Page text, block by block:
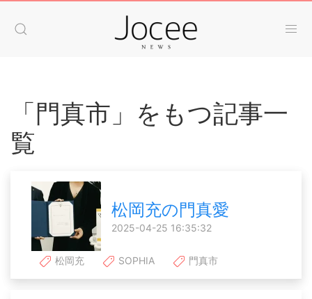
「門真市」をもつ記事一
覧
松岡充の門真愛
2025-04-25 16:35:32
松岡充 SOPHIA 門真市